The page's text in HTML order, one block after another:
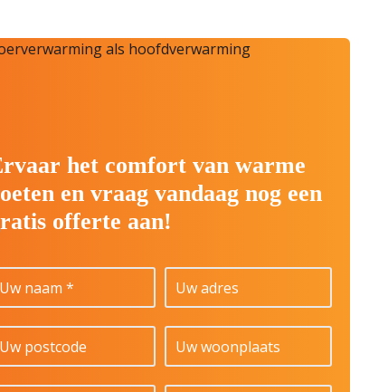
het comfort van warme
en vraag vandaag nog een
offerte aan!